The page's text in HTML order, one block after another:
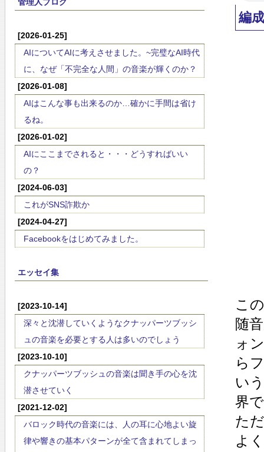
[2026-01-25]
AIについてAIに考えさせました。~完璧なAI時代
に、なぜ「不完全な人間」の音楽が輝くのか？
[2026-01-08]
AIはこんな事も出来るのか…確かに手間は省け
るね。
[2026-01-02]
AIにここまでされると・・・どうすればいい
の？
[2024-06-03]
これがSNS詐欺か
[2024-04-27]
Facebookをはじめてみました。
エッセイ集
[2023-10-14]
深々と沈潜していくようなクナッパーツブッシ
ュの音楽を必要とする人は多いのでしょう
[2023-10-10]
クナッパーツブッシュの音楽は聞き手の心を沈
潜させていく
[2021-12-02]
バロック時代の音楽には、人の耳に心地よい旋
律や響きの基本パターンが全て含まれてしまっ
編
こ
随
ォ
ら
い
界
た
よ